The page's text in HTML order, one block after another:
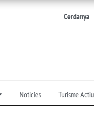
Cerdanya
Noticies Turisme Actiu